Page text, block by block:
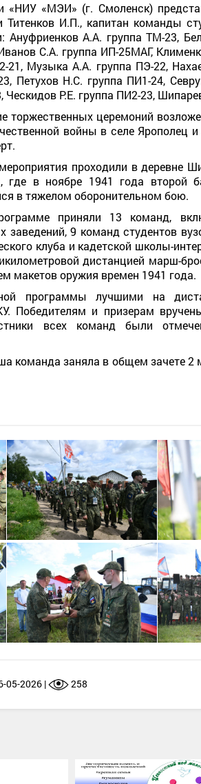
«МЭИ» (г. Смоленск)
Титенков И.П., капитан команды
Ануфриенков А.А. группа ТМ-23,
С.А. группа ИП-25МАГ,
21, Музыка А.А. группа ПЭ-22,
Петухов Н.С. группа ПИ1-24,
Р.Е. группа ПИ2-23,
торжественных церемоний
войны в селе Ярополец
проходили в деревне
где в ноябре 1941 года второй
в тяжелом оборонительном бою.
приняли 13 команд,
заведений, 9 команд студентов
клуба и кадетской школы-
дистанцией марш-
макетов оружия времен 1941 года.
программы лучшими на
Победителям и призерам
всех команд были
команда заняла в общем зачете 2
05-2026 | 258